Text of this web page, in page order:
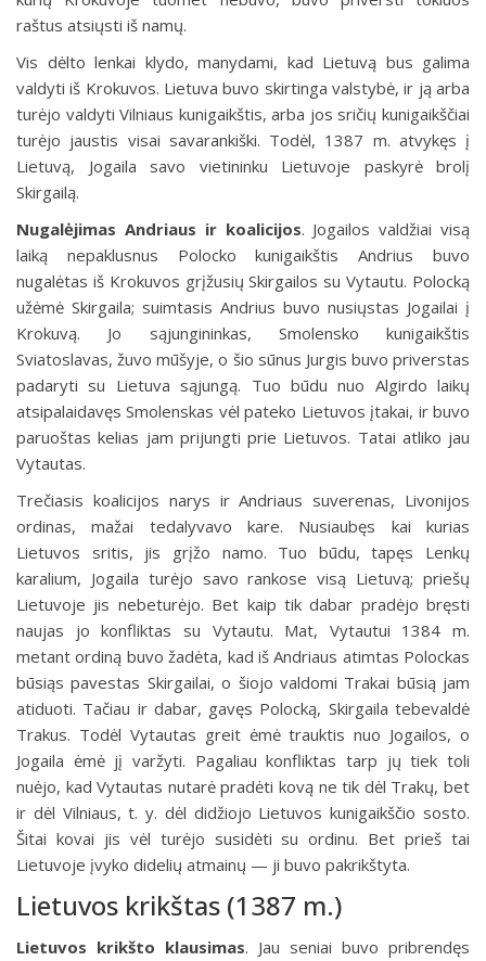
raštus atsiųsti iš namų.
Vis dėlto lenkai klydo, manydami, kad Lietuvą bus galima
valdyti iš Krokuvos. Lietuva buvo skirtinga valstybė, ir ją arba
turėjo valdyti Vilniaus kunigaikštis, arba jos sričių kunigaikščiai
turėjo jaustis visai savarankiški. Todėl, 1387 m. atvykęs į
Lietuvą, Jogaila savo vietininku Lietuvoje paskyrė brolį
Skirgailą.
Nugalėjimas Andriaus ir koalicijos. Jogailos valdžiai visą
laiką nepaklusnus Polocko kunigaikštis Andrius buvo
nugalėtas iš Krokuvos grįžusių Skirgailos su Vytautu. Polocką
užėmė Skirgaila; suimtasis Andrius buvo nusiųstas Jogailai į
Krokuvą. Jo sąjungininkas, Smolensko kunigaikštis
Sviatoslavas, žuvo mūšyje, o šio sūnus Jurgis buvo priverstas
padaryti su Lietuva sąjungą. Tuo būdu nuo Algirdo laikų
atsipalaidavęs Smolenskas vėl pateko Lietuvos įtakai, ir buvo
paruoštas kelias jam prijungti prie Lietuvos. Tatai atliko jau
Vytautas.
Trečiasis koalicijos narys ir Andriaus suverenas, Livonijos
ordinas, mažai tedalyvavo kare. Nusiaubęs kai kurias
Lietuvos sritis, jis grįžo namo. Tuo būdu, tapęs Lenkų
karalium, Jogaila turėjo savo rankose visą Lietuvą; priešų
Lietuvoje jis nebeturėjo. Bet kaip tik dabar pradėjo bręsti
naujas jo konfliktas su Vytautu. Mat, Vytautui 1384 m.
metant ordiną buvo žadėta, kad iš Andriaus atimtas Polockas
būsiąs pavestas Skirgailai, o šiojo valdomi Trakai būsią jam
atiduoti. Tačiau ir dabar, gavęs Polocką, Skirgaila tebevaldė
Trakus. Todėl Vytautas greit ėmė trauktis nuo Jogailos, o
Jogaila ėmė jį varžyti. Pagaliau konfliktas tarp jų tiek toli
nuėjo, kad Vytautas nutarė pradėti kovą ne tik dėl Trakų, bet
ir dėl Vilniaus, t. y. dėl didžiojo Lietuvos kunigaikščio sosto.
Šitai kovai jis vėl turėjo susidėti su ordinu. Bet prieš tai
Lietuvoje įvyko didelių atmainų — ji buvo pakrikštyta.
Lietuvos krikštas (1387 m.)
Lietuvos krikšto klausimas. Jau seniai buvo pribrendęs